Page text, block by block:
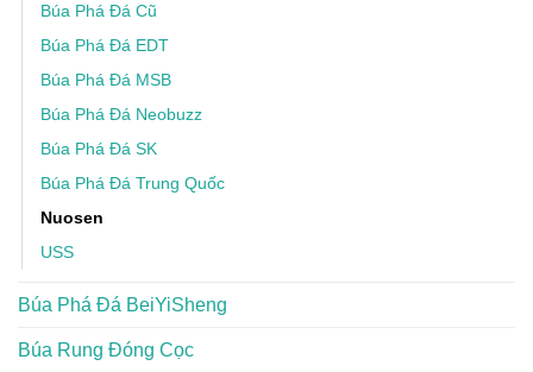
Búa Phá Đá Cũ
Búa Phá Đá EDT
Búa Phá Đá MSB
Búa Phá Đá Neobuzz
Búa Phá Đá SK
Búa Phá Đá Trung Quốc
Nuosen
USS
Búa Phá Đá BeiYiSheng
Búa Rung Đóng Cọc